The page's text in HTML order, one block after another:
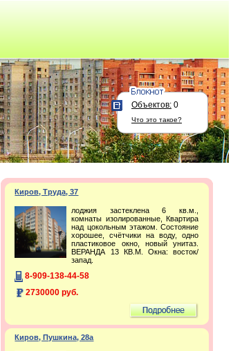
Объектов: 0
Что это такое?
Киров, Труда, 37
лоджия застеклена 6 кв.м.,
комнаты изолированные, Квартира
над цокольным этажом. Состояние
хорошее, счётчики на воду, одно
пластиковое окно, новый унитаз.
ВЕРАНДА 13 КВ.М. Окна: восток/
запад.
8-909-138-44-58
2730000 руб.
Киров, Пушкина, 28а